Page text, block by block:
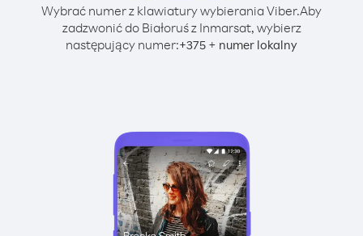
Wybrać numer z klawiatury wybierania Viber.Aby
zadzwonić do Białoruś z Inmarsat, wybierz
następujący numer:+375 + numer lokalny